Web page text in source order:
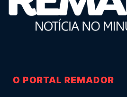
O PORTAL REMADOR